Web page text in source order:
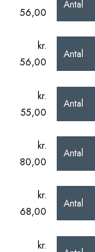
56,00
Antal
kr.
56,00
Antal
kr.
55,00
Antal
kr.
80,00
Antal
kr.
68,00
Antal
kr.